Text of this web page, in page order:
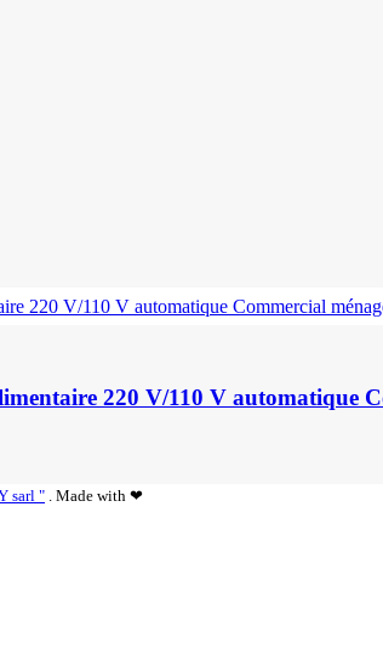
220 V/110 V automatique
sarl " . Made with ❤